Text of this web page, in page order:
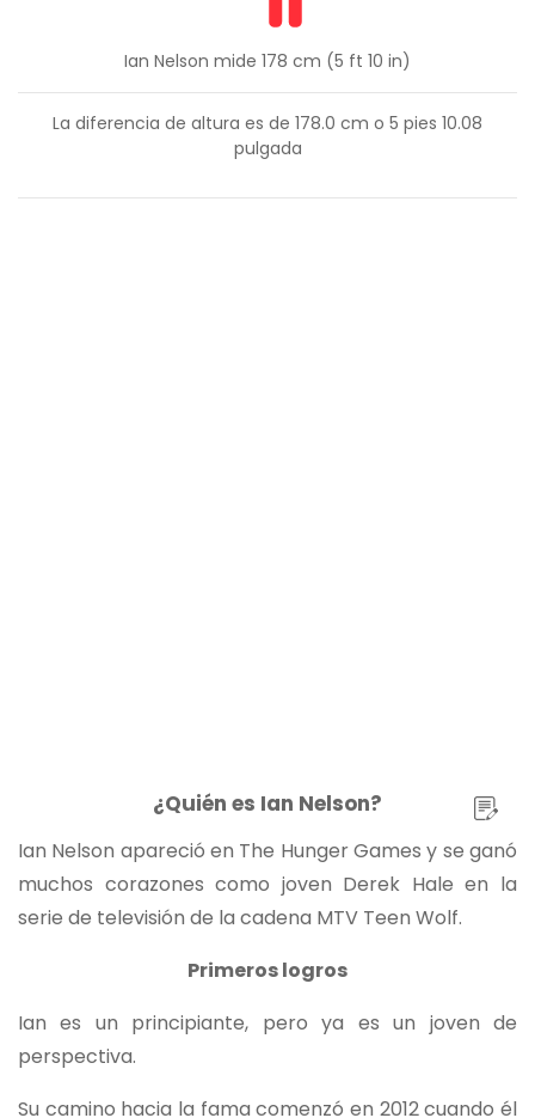
Ian Nelson mide 178 cm (5 ft 10 in)
La diferencia de altura es de 178.0 cm o 5 pies 10.08
pulgada
¿Quién es Ian Nelson?
Ian Nelson apareció en The Hunger Games y se ganó
muchos corazones como joven Derek Hale en la
serie de televisión de la cadena MTV Teen Wolf.
Primeros logros
Ian es un principiante, pero ya es un joven de
perspectiva.
Su camino hacia la fama comenzó en 2012 cuando él